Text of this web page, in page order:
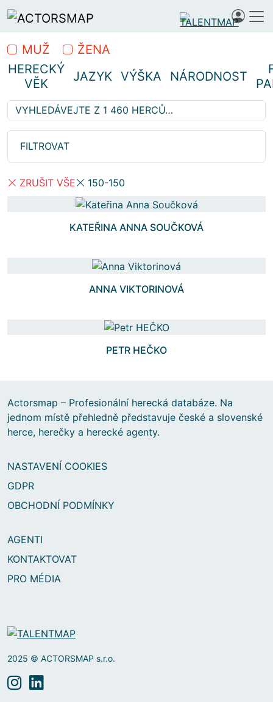
MUŽ
ŽENA
HERECKÝ
VĚK
JAZYK VÝŠKA NÁRODNOST
FILTROVAT
ZRUŠIT VŠE 150-150
KATEŘINA ANNA SOUČKOVÁ
ANNA VIKTORINOVÁ
PETR HEČKO
Actorsmap – Profesionální herecká databáze. Na
jednom místě přehledně představuje české a slovenské
herce, herečky a herecké agenty.
NASTAVENÍ COOKIES
GDPR
OBCHODNÍ PODMÍNKY
AGENTI
KONTAKTOVAT
PRO MÉDIA
2025 © ACTORSMAP s.r.o.